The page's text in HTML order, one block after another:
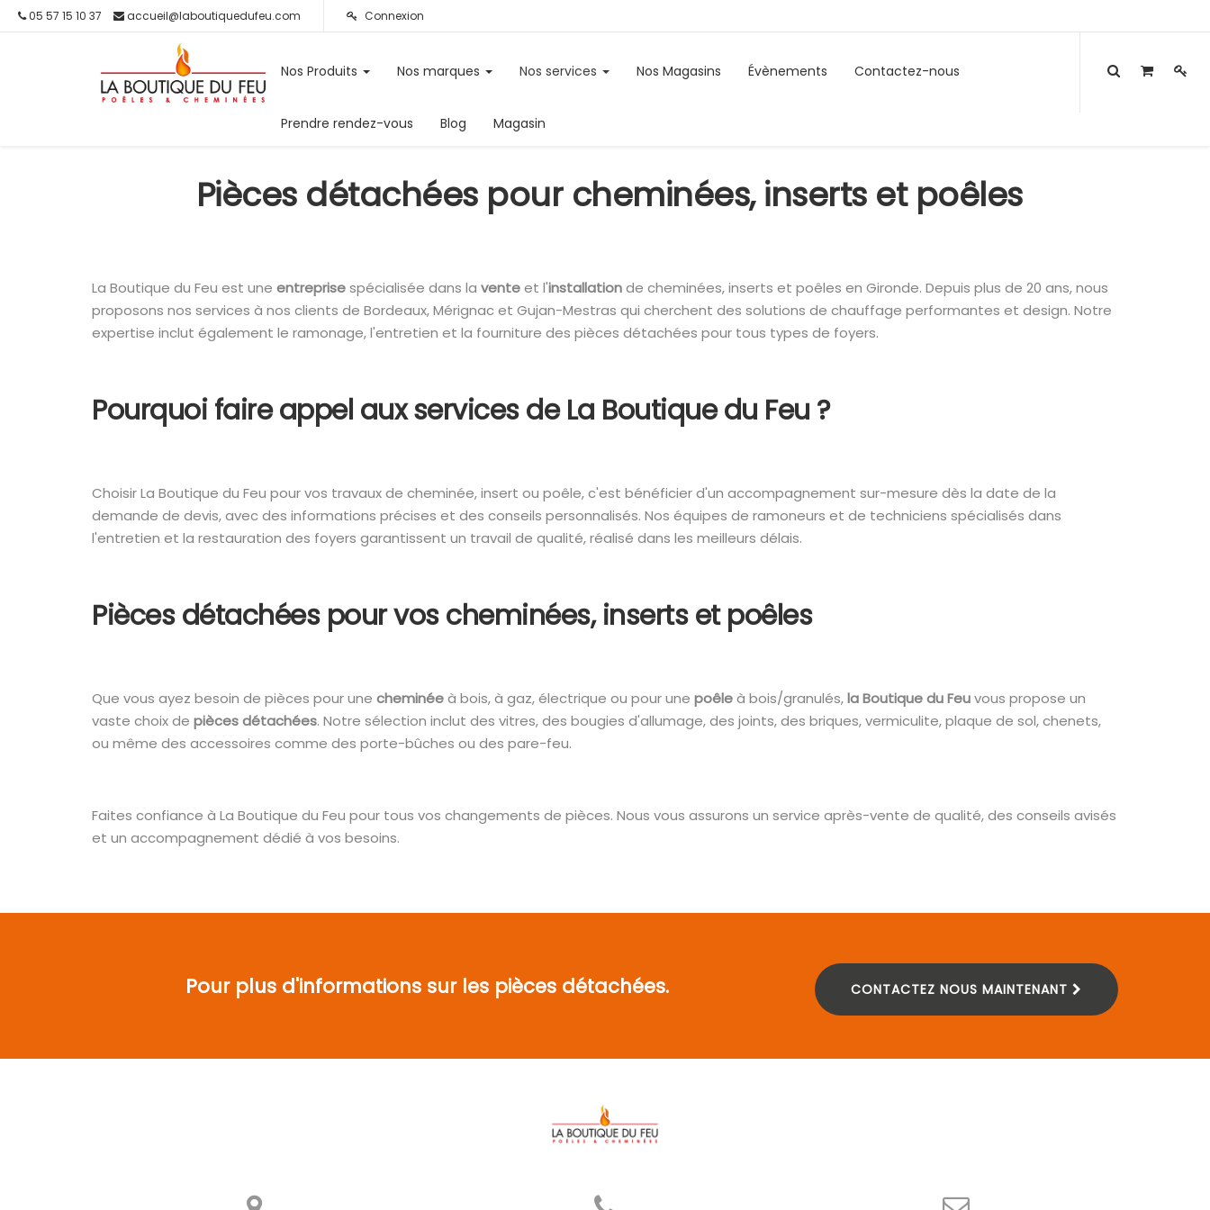
05 57 15 10 37 accueil@laboutiquedufeu.com Connexion
Nos Produits Nos marques Nos services Nos Magasins Évènements Contactez-nous
Prendre rendez-vous Blog Magasin
Pièces détachées pour cheminées, inserts et poêles
La Boutique du Feu est une entreprisespécialisée dans la venteet l'installationde cheminées, inserts et poêles en Gironde. Depuis plus de 20 ans, nous
proposons nos services à nos clients de Bordeaux, Mérignac et Gujan-Mestras qui cherchent des solutions de chauffage performantes et design. Notre
expertise inclut également le ramonage, l'entretien et la fourniture des pièces détachées pour tous types de foyers.
Pourquoi faire appel aux services de La Boutique du Feu ?
Choisir La Boutique du Feu pour vos travaux de cheminée, insert ou poêle, c'est bénéficier d'un accompagnement sur-mesure dès la date de la
demande de devis, avec des informations précises et des conseils personnalisés. Nos équipes de ramoneurs et de techniciens spécialisés dans
l'entretien et la restauration des foyers garantissent un travail de qualité, réalisé dans les meilleurs délais.
Pièces détachées pour vos cheminées, inserts et poêles
Que vous ayez besoin de pièces pour une cheminéeà bois, à gaz, électrique ou pour une poêleà bois/granulés,la Boutique du Feuvous propose un
vaste choix de pièces détachées. Notre sélection inclut des vitres, des bougies d'allumage, des joints, des briques, vermiculite, plaque de sol, chenets,
ou même des accessoires comme des porte-bûches ou des pare-feu.
Faites confiance à La Boutique du Feu pour tous vos changements de pièces. Nous vous assurons un service après-vente de qualité, des conseils avisés
et un accompagnement dédié à vos besoins.
Pour plus d'informations sur les pièces détachées. CONTACTEZ NOUS MAINTENANT